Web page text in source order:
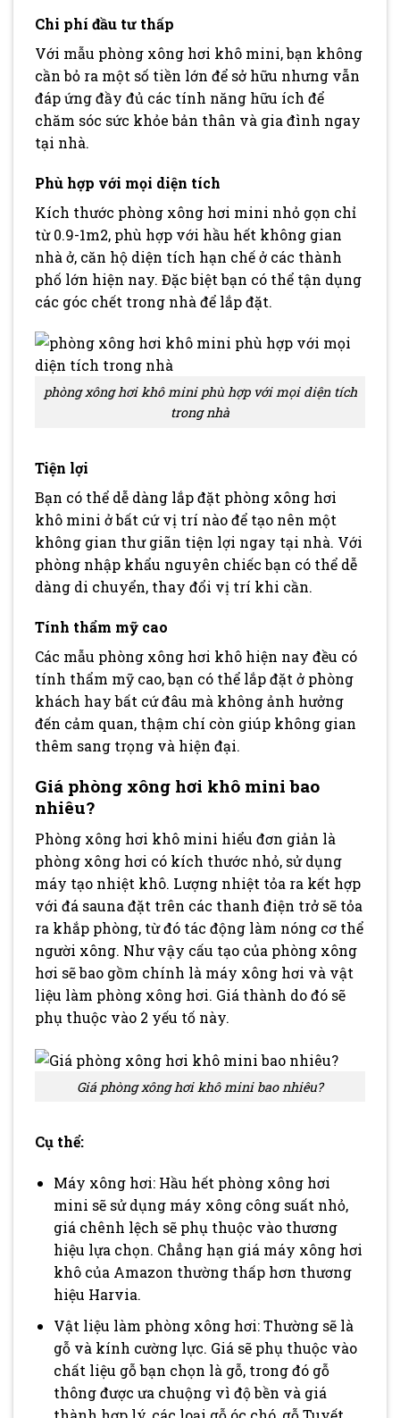
Chi phí đầu tư thấp
Với mẫu phòng xông hơi khô mini, bạn không
cần bỏ ra một số tiền lớn để sở hữu nhưng vẫn
đáp ứng đầy đủ các tính năng hữu ích để
chăm sóc sức khỏe bản thân và gia đình ngay
tại nhà.
Phù hợp với mọi diện tích
Kích thước phòng xông hơi mini nhỏ gọn chỉ
từ 0.9-1m2, phù hợp với hầu hết không gian
nhà ở, căn hộ diện tích hạn chế ở các thành
phố lớn hiện nay. Đặc biệt bạn có thể tận dụng
các góc chết trong nhà để lắp đặt.
phòng xông hơi khô mini phù hợp với mọi diện tích
trong nhà
Tiện lợi
Bạn có thể dễ dàng lắp đặt phòng xông hơi
khô mini ở bất cứ vị trí nào để tạo nên một
không gian thư giãn tiện lợi ngay tại nhà. Với
phòng nhập khẩu nguyên chiếc bạn có thể dễ
dàng di chuyển, thay đổi vị trí khi cần.
Tính thẩm mỹ cao
Các mẫu phòng xông hơi khô hiện nay đều có
tính thẩm mỹ cao, bạn có thể lắp đặt ở phòng
khách hay bất cứ đâu mà không ảnh hưởng
đến cảm quan, thậm chí còn giúp không gian
thêm sang trọng và hiện đại.
Giá phòng xông hơi khô mini bao
nhiêu?
Phòng xông hơi khô mini hiểu đơn giản là
phòng xông hơi có kích thước nhỏ, sử dụng
máy tạo nhiệt khô. Lượng nhiệt tỏa ra kết hợp
với đá sauna đặt trên các thanh điện trở sẽ tỏa
ra khắp phòng, từ đó tác động làm nóng cơ thể
người xông. Như vậy cấu tạo của phòng xông
hơi sẽ bao gồm chính là máy xông hơi và vật
liệu làm phòng xông hơi. Giá thành do đó sẽ
phụ thuộc vào 2 yếu tố này.
Giá phòng xông hơi khô mini bao nhiêu?
Cụ thể:
Máy xông hơi: Hầu hết phòng xông hơi
mini sẽ sử dụng máy xông công suất nhỏ,
giá chênh lệch sẽ phụ thuộc vào thương
hiệu lựa chọn. Chẳng hạn giá máy xông hơi
khô của Amazon thường thấp hơn thương
hiệu Harvia.
Vật liệu làm phòng xông hơi: Thường sẽ là
gỗ và kính cường lực. Giá sẽ phụ thuộc vào
chất liệu gỗ bạn chọn là gỗ, trong đó gỗ
thông được ưa chuộng vì độ bền và giá